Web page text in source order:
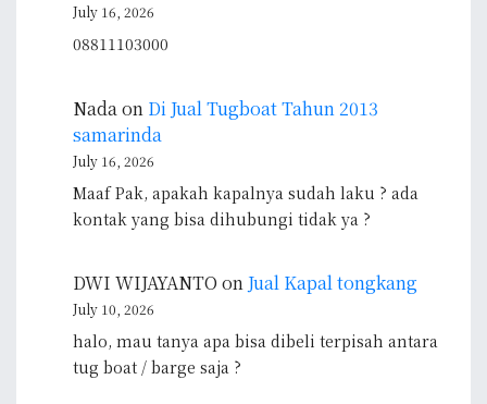
July 16, 2026
08811103000
Nadaon Di Jual Tugboat Tahun 2013
samarinda
July 16, 2026
Maaf Pak, apakah kapalnya sudah laku ? ada
kontak yang bisa dihubungi tidak ya ?
DWI WIJAYANTO onJual Kapal tongkang
July 10, 2026
halo, mau tanya apa bisa dibeli terpisah antara
tug boat / barge saja ?